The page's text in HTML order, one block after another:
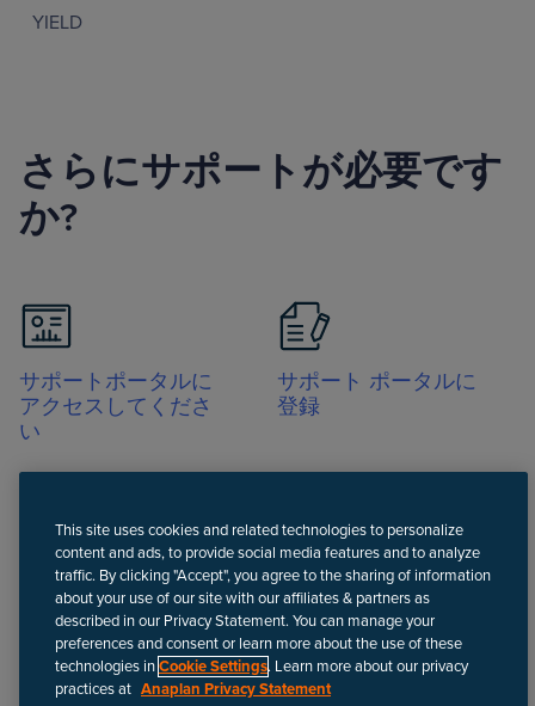
YIELD
さらにサポートが必要です
か?
サポートポータルに
アクセスしてくださ
い
サポート ポータルに
登録
電話
免責事項
This site uses cookies and related technologies to personalize
content and ads, to provide social media features and to analyze
traffic. By clicking "Accept", you agree to the sharing of information
about your use of our site with our affiliates & partners as
described in our Privacy Statement. You can manage your
preferences and consent or learn more about the use of these
technologies inCookie Settings. Learn more about our privacy
practices at Anaplan Privacy Statement